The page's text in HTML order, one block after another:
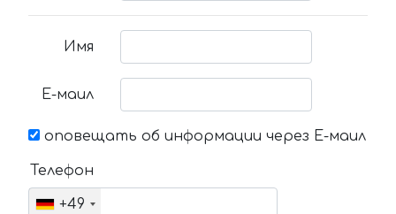
Имя
Е-маил
оповещать об информации через Е-маил
Телефон
+49